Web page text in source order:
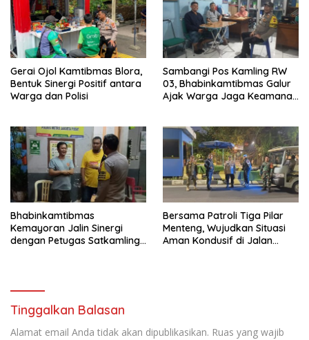
Gerai Ojol Kamtibmas Blora,
Bentuk Sinergi Positif antara
Warga dan Polisi
Sambangi Pos Kamling RW
03, Bhabinkamtibmas Galur
Ajak Warga Jaga Keamanan
Bhabinkamtibmas
Kemayoran Jalin Sinergi
dengan Petugas Satkamling
Bersama Patroli Tiga Pilar
Menteng, Wujudkan Situasi
Aman Kondusif di Jalan
Tinggalkan Balasan
Alamat email Anda tidak akan dipublikasikan. Ruas yang wajib